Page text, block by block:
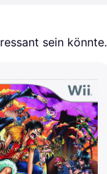
sein könnte.